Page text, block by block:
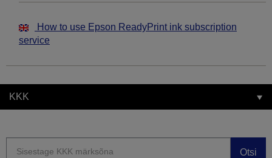
How to use Epson ReadyPrint ink subscription
service
KKK
Otsi